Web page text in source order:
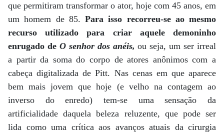
que permitiram transformar o ator, hoje com 45 anos, em
um homem de 85. Para isso recorreu-se ao mesmo
recurso utilizado para criar aquele demoninho
enrugado de O senhor dos anéis, ou seja, um ser irreal
a partir da soma do corpo de atores anônimos com a
cabeça digitalizada de Pitt. Nas cenas em que aparece
bem mais jovem que hoje (e velho na contagem ao
inverso do enredo) tem-se uma sensação da
artificialidade daquela beleza reluzente, que pode ser
lida como uma crítica aos avanços atuais da cirurgia